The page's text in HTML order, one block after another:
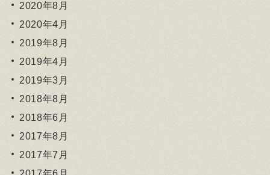
2020年8月
2020年4月
2019年8月
2019年4月
2019年3月
2018年8月
2018年6月
2017年8月
2017年7月